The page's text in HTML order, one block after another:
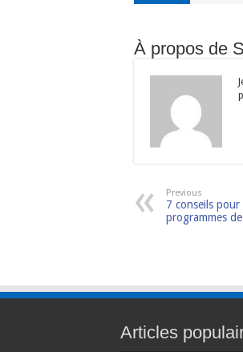
À propos de
Previous
7 conseils
programmes
Articles